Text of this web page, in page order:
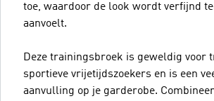
toe, waardoor de look wordt verfijnd
aanvoelt.
Deze trainingsbroek is geweldig voor
sportieve vrijetijdszoekers en is een
aanvulling op je garderobe.